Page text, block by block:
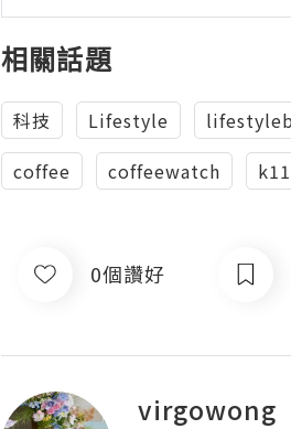
相關話題
科技 Lifestyle
coffee
coffeewatch k11
0個讚好
virgowong